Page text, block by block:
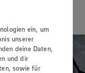
führen können. An
deiner Wahl
ein, um
unserer
deine Daten,
und dir
sowie für